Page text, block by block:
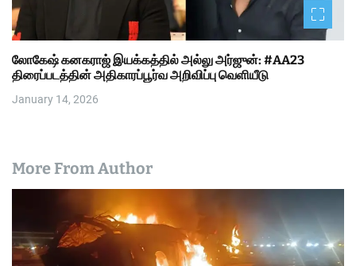
லோகேஷ் கனகராஜ் இயக்கத்தில் அல்லு அர்ஜுன்: #AA23
திரைப்படத்தின் அதிகாரப்பூர்வ அறிவிப்பு வெளியீடு
January 14, 2026
More From Author